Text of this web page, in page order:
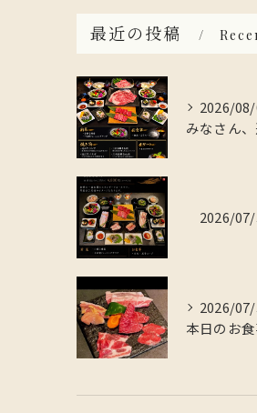
最近の投稿
2026/
2026/07/
2026/